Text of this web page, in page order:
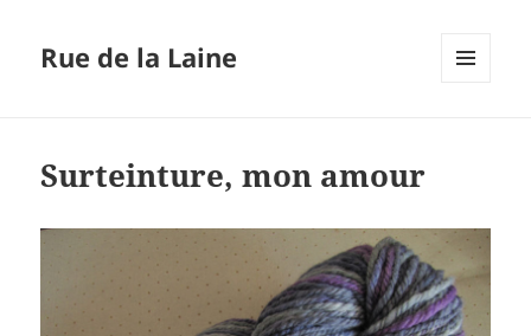
Rue de la Laine
Surteinture, mon amour